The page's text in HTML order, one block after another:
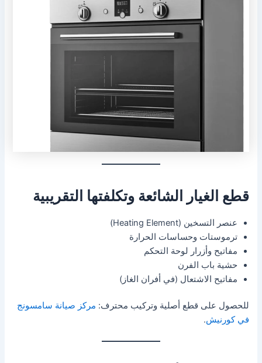
قطع الغيار الشائعة وتكلفتها التقريبية
عنصر التسخين (Heating Element)
ترموستات وحساسات الحرارة
مفاتيح وأزرار لوحة التحكم
حشية باب الفرن
مفاتيح الاشتعال (في أفران الغاز)
للحصول على قطع أصلية وتركيب محترف: مركز صيانة سامسونج
في كورنيش.